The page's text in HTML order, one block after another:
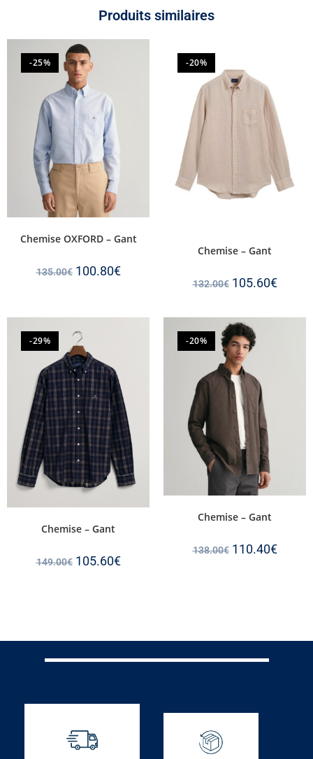
Produits similaires
-25%
Chemise OXFORD – Gant
135.00€ 100.80€
-20%
Chemise – Gant
132.00€ 105.60€
-29%
Chemise – Gant
149.00€ 105.60€
-20%
Chemise – Gant
138.00€ 110.40€